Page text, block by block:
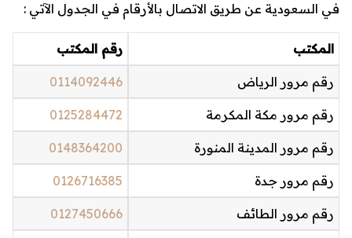
في السعودية عن طريق الاتصال بالأرقام في الجدول الآتي :
المكتب رقم المكتب
رقم مرور الرياض 0114092446
رقم مرور مكة المكرمة 0125284472
رقم مرور المدينة المنورة 0148364200
رقم مرور جدة 0126716385
رقم مرور الطائف 0127450666